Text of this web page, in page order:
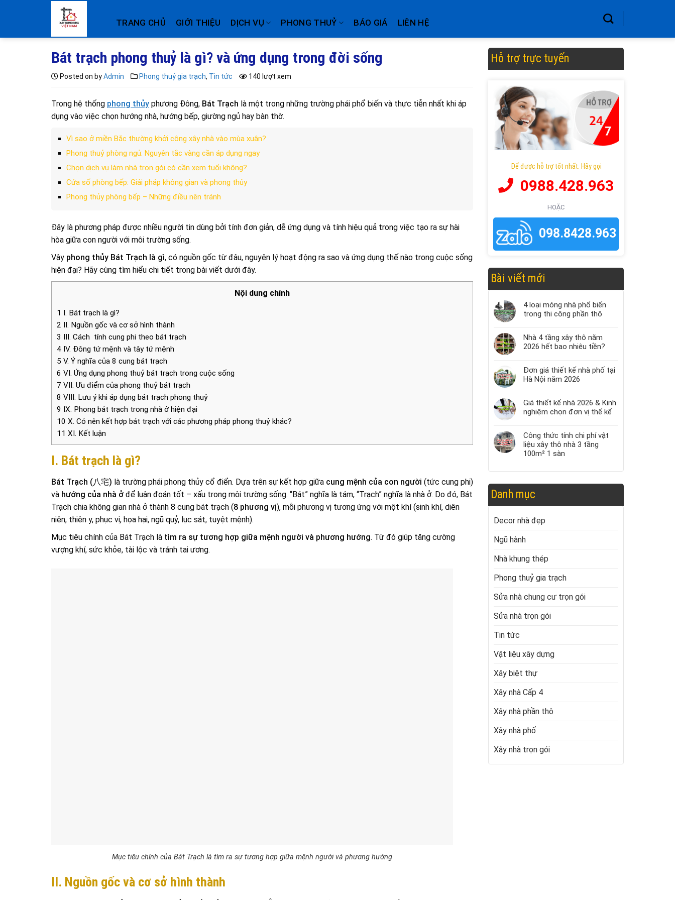
TRANG CHỦ GIỚI THIỆU DỊCH VỤ PHONG THUỶ BÁO GIÁ LIÊN HỆ
Bát trạch phong thuỷ là gì? và ứng dụng trong đời sống
Posted on byAdmin Phong thuỷ gia trạch, Tin tức 140 lượt xem
Trong hệ thống phong thủy phương Đông, Bát Trạch là một trong những trường phái phổ biến và thực tiễn nhất khi áp
dụng vào việc chọn hướng nhà, hướng bếp, giường ngủ hay bàn thờ.
Vì sao ở miền Bắc thường khởi công xây nhà vào mùa xuân?
Phong thuỷ phòng ngủ: Nguyên tắc vàng cần áp dụng ngay
Chọn dịch vụ làm nhà trọn gói có cần xem tuổi không?
Cửa số phòng bếp: Giải pháp không gian và phong thủy
Phong thủy phòng bếp – Những điều nên tránh
Đây là phương pháp được nhiều người tin dùng bởi tính đơn giản, dễ ứng dụng và tính hiệu quả trong việc tạo ra sự hài
hòa giữa con người với môi trường sống.
Vậy phong thủy Bát Trạch là gì, có nguồn gốc từ đâu, nguyên lý hoạt động ra sao và ứng dụng thế nào trong cuộc sống
hiện đại? Hãy cùng tìm hiểu chi tiết trong bài viết dưới đây.
Nội dung chính
1 I. Bát trạch là gì?
2 II. Nguồn gốc và cơ sở hình thành
3 III. Cách tính cung phi theo bát trạch
4 IV. Đông tứ mệnh và tây tứ mệnh
5 V. Ý nghĩa của 8 cung bát trạch
6 VI. Ứng dụng phong thuỷ bát trạch trong cuộc sống
7 VII. Ưu điểm của phong thuỷ bát trạch
8 VIII. Lưu ý khi áp dụng bát trạch phong thuỷ
9 IX. Phong bát trạch trong nhà ở hiện đại
10 X. Có nên kết hợp bát trạch với các phương pháp phong thuỷ khác?
11 XI. Kết luận
I. Bát trạch là gì?
Bát Trạch (八宅) là trường phái phong thủy cổ điển. Dựa trên sự kết hợp giữa cung mệnh của con người (tức cung phi)
và hướng của nhà ở để luận đoán tốt – xấu trong môi trường sống. “Bát” nghĩa là tám, “Trạch” nghĩa là nhà ở. Do đó, Bát
Trạch chia không gian nhà ở thành 8 cung bát trạch (8 phương vị), mỗi phương vị tương ứng với một khí (sinh khí, diên
niên, thiên y, phục vị, họa hại, ngũ quỷ, lục sát, tuyệt mệnh).
Mục tiêu chính của Bát Trạch là tìm ra sự tương hợp giữa mệnh người và phương hướng. Từ đó giúp tăng cường
vượng khí, sức khỏe, tài lộc và tránh tai ương.
Mục tiêu chính của Bát Trạch là tìm ra sự tương hợp giữa mệnh người và phương hướng
II. Nguồn gốc và cơ sở hình thành
Hỗ trợ trực tuyến
Để được hỗ trợ tốt nhất. Hãy gọi
0988.428.963
HOẶC
098.8428.963
Bài viết mới
4 loại móng nhà phổ biến
trong thi công phần thô
Nhà 4 tầng xây thô năm
2026 hết bao nhiêu tiền?
Đơn giá thiết kế nhà phố tại
Hà Nội năm 2026
Giá thiết kế nhà 2026 & Kinh
nghiệm chọn đơn vị thế kế
Công thức tính chi phí vật
liệu xây thô nhà 3 tầng
100m² 1 sàn
Danh mục
Decor nhà đẹp
Ngũ hành
Nhà khung thép
Phong thuỷ gia trạch
Sửa nhà chung cư trọn gói
Sửa nhà trọn gói
Tin tức
Vật liệu xây dựng
Xây biệt thự
Xây nhà Cấp 4
Xây nhà phần thô
Xây nhà phố
Xây nhà trọn gói